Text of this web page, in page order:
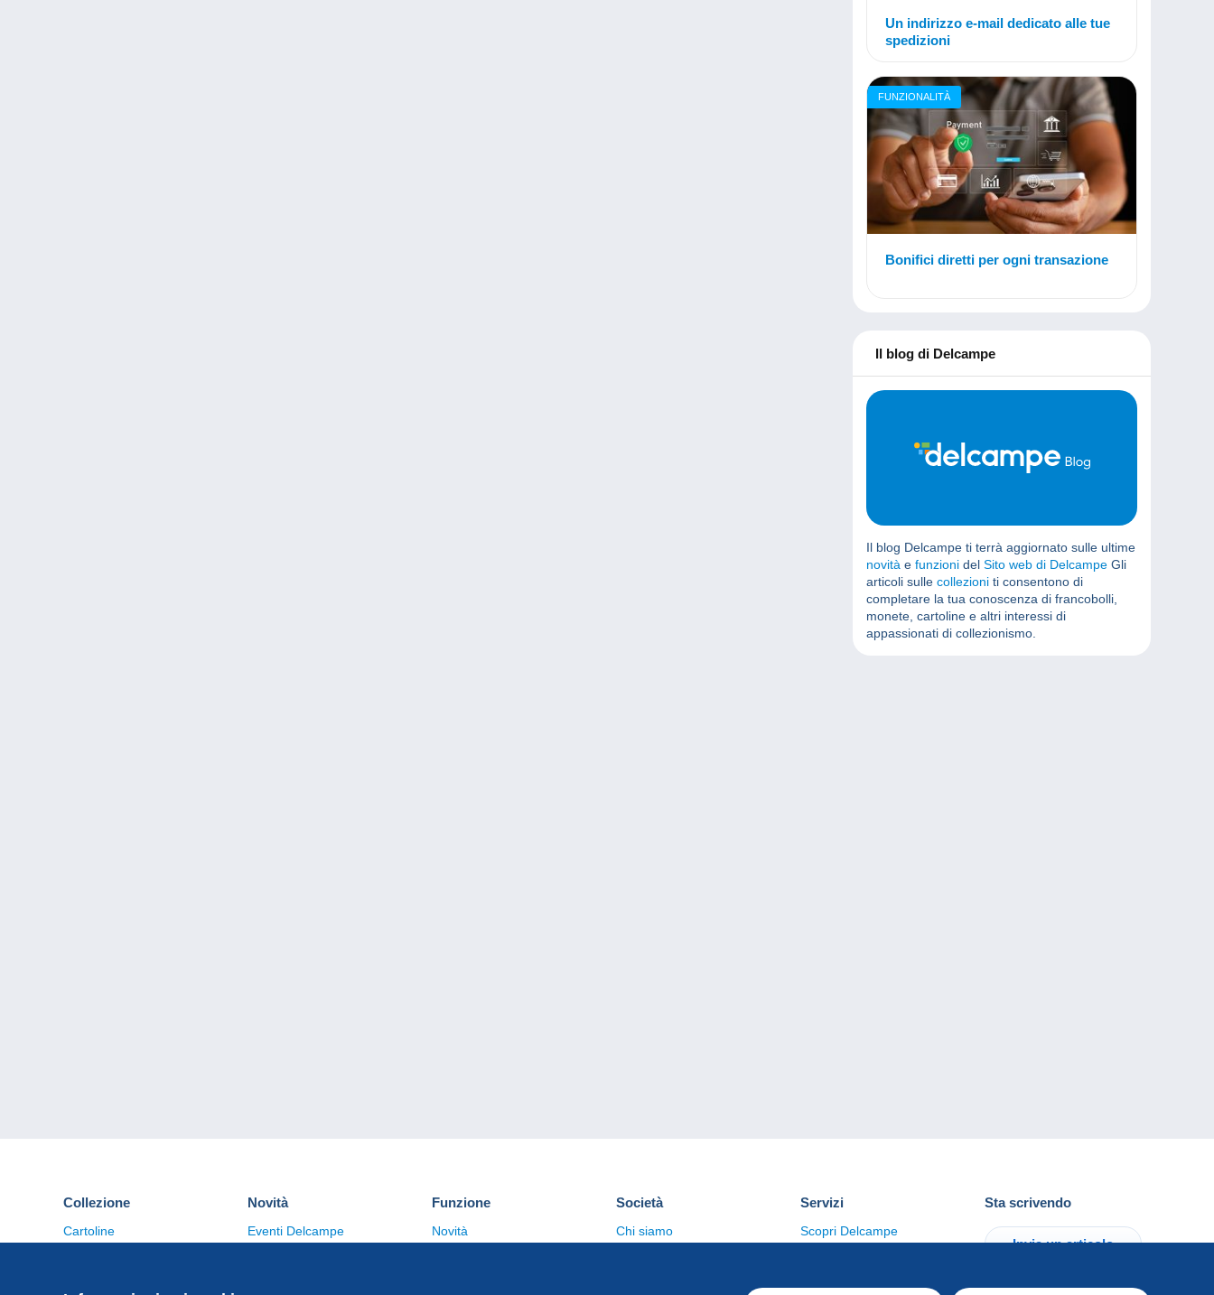
Un indirizzo e-mail dedicato alle tue
spedizioni
FUNZIONALITÀ
Bonifici diretti per ogni transazione
Il blog di Delcampe
Il blog Delcampe ti terrà aggiornato sulle ultime
novità e funzioni del Sito web di Delcampe Gli
articoli sulle collezioni ti consentono di
completare la tua conoscenza di francobolli,
monete, cartoline e altri interessi di
appassionati di collezionismo.
Collezione
Cartoline
Novità
Eventi Delcampe
Funzione
Novità
Società
Chi siamo
Servizi
Scopri Delcampe
Sta scrivendo
Invia un articolo